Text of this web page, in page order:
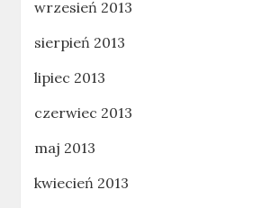
wrzesień 2013
sierpień 2013
lipiec 2013
czerwiec 2013
maj 2013
kwiecień 2013